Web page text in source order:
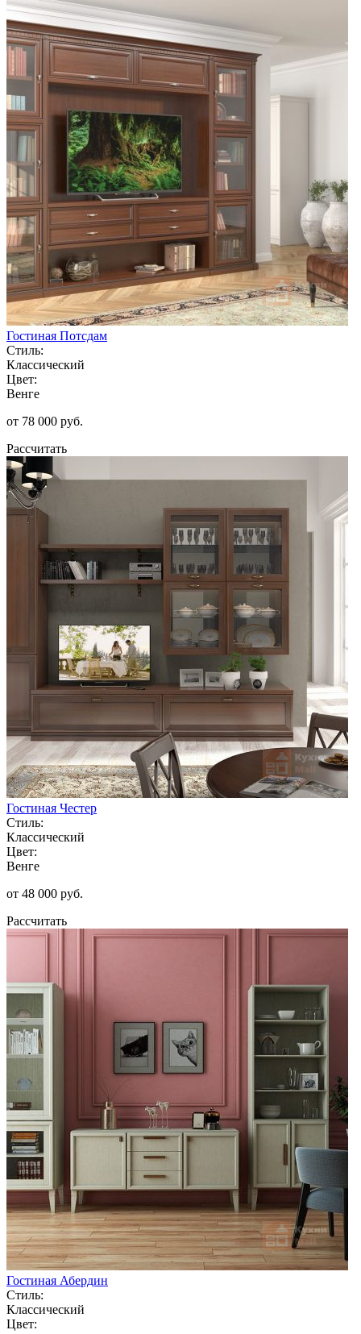
Гостиная Потсдам
Стиль:
Классический
Цвет:
Венге
от 78 000 руб.
Рассчитать
Гостиная Честер
Стиль:
Классический
Цвет:
Венге
от 48 000 руб.
Рассчитать
Гостиная Абердин
Стиль:
Классический
Цвет: